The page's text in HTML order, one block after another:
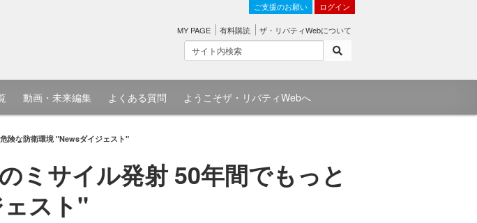
ご支援のお願い ログイン
MY PAGE 有料購読 ザ・リバティWebについて
動画・未来編集 よくある質問 ようこそザ・リバティWebへ
険な防衛環境 "Newsダイジェスト"
ミサイル発射 50年間でもっと
スト"